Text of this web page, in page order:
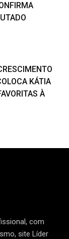
KÁTIA
À
com
site Líder